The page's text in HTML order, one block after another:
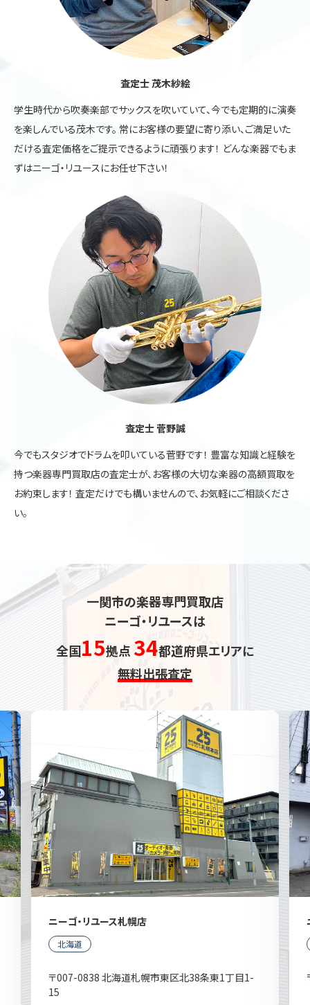
査定士 茂木紗絵
学生時代から吹奏楽部でサックスを吹いていて、今でも定期的に演奏
を楽しんでいる茂木です。 常にお客様の要望に寄り添い、ご満足いた
だける査定価格をご提示できるように頑張ります！ どんな楽器でもま
ずはニーゴ・リユースにお任せ下さい！
査定士 菅野誠
今でもスタジオでドラムを叩いている菅野です！ 豊富な知識と経験を
持つ楽器専門買取店の査定士が、お客様の大切な楽器の高額買取を
お約束します！ 査定だけでも構いませんので、お気軽にご相談くださ
い。
一関市の楽器専門買取店
ニーゴ・リユースは
全国15拠点 34都道府県エリアに
無料出張査定
ニーゴ・リユース札幌店
北海道
〒007-0838 北海道札幌市東区北38条東1丁目1-
15